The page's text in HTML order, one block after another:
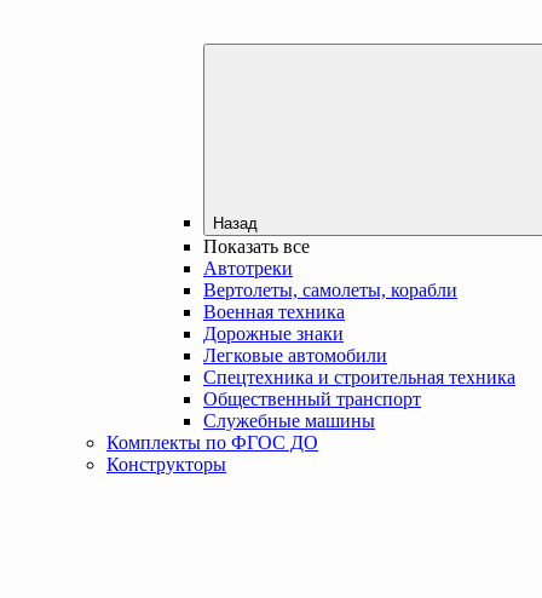
Назад
Показать все
Автотреки
Вертолеты, самолеты, корабли
Военная техника
Дорожные знаки
Легковые автомобили
Спецтехника и строительная техника
Общественный транспорт
Служебные машины
Комплекты по ФГОС ДО
Конструкторы